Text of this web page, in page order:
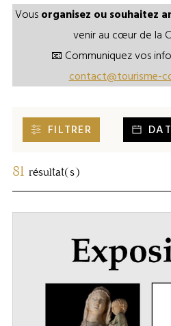
Vousorganisez ou souhaitez
venir au cœur de la
📧 Communiquez vos
contact@tourisme-
FILTRER
81 résultat(s)